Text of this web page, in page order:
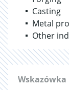
Casting
Metal
Other
Wskazówka